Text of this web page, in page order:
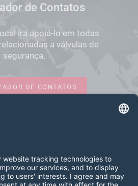
de Contatos
irá apoiá-lo em todas
a válvulas de
segurança.
DE CONTATOS
nos: